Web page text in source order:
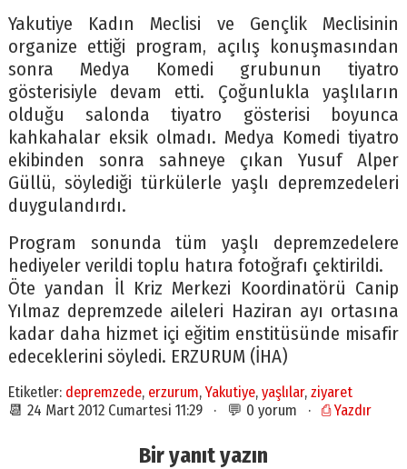
Yakutiye Kadın Meclisi ve Gençlik Meclisinin
organize ettiği program, açılış konuşmasından
sonra Medya Komedi grubunun tiyatro
gösterisiyle devam etti. Çoğunlukla yaşlıların
olduğu salonda tiyatro gösterisi boyunca
kahkahalar eksik olmadı. Medya Komedi tiyatro
ekibinden sonra sahneye çıkan Yusuf Alper
Güllü, söylediği türkülerle yaşlı depremzedeleri
duygulandırdı.
Program sonunda tüm yaşlı depremzedelere
hediyeler verildi toplu hatıra fotoğrafı çektirildi.
Öte yandan İl Kriz Merkezi Koordinatörü Canip
Yılmaz depremzede aileleri Haziran ayı ortasına
kadar daha hizmet içi eğitim enstitüsünde misafir
edeceklerini söyledi. ERZURUM (İHA)
Etiketler: depremzede, erzurum,Yakutiye, yaşlılar, ziyaret
📆 24 Mart 2012 Cumartesi 11:29 · 💬 0 yorum · ⎙ Yazdır
Bir yanıt yazın